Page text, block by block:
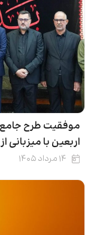
موفقیت طرح
اربعین با میزبانی از ۱۷.۵ میلیون زائر
۱۴ مرداد ۱۴۰۵